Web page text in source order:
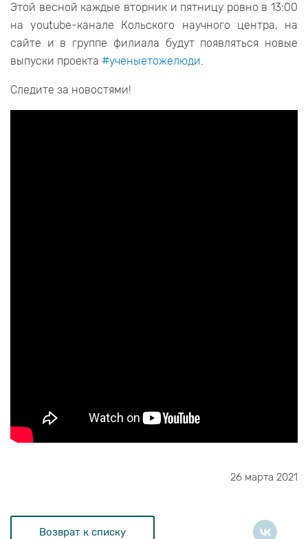
Этой весной каждые вторник и пятницу ровно в 13:00
на youtube-канале Кольского научного центра, на
сайте и в группе филиала будут появляться новые
выпуски проекта #ученыетожелюди.
Следите за новостями!
26 марта 2021
Возврат к списку